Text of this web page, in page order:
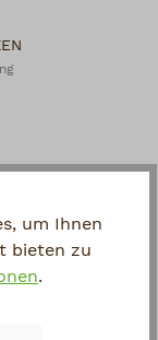
um Ihnen
bieten zu
.